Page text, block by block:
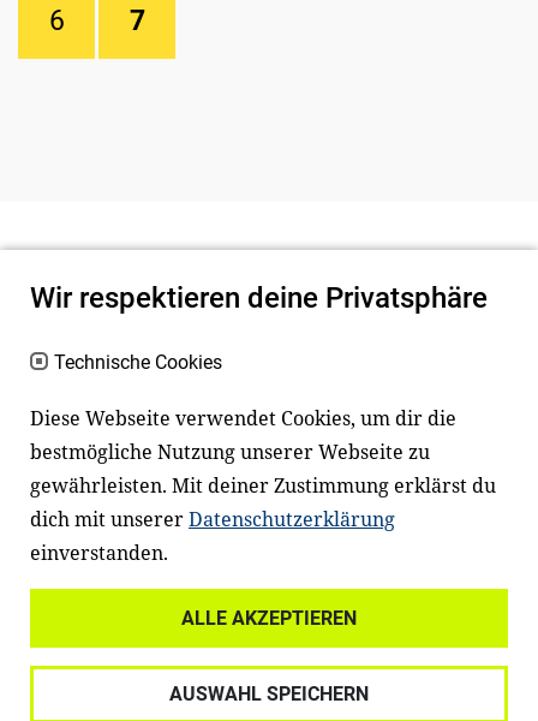
6 7
Newsletter
Facebook LinkedIn
Datenschutz
Wir respektieren deine Privatsphäre
Technische Cookies
Diese Webseite verwendet Cookies, um dir die
bestmögliche Nutzung unserer Webseite zu
gewährleisten. Mit deiner Zustimmung erklärst du
dich mit unsererDatenschutzerklärung
einverstanden.
ALLE AKZEPTIEREN
AUSWAHL SPEICHERN